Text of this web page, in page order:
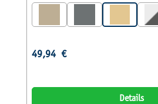
Aufgang ein attraktives, modernes
sorgen für ein hochwertiges
eine elegante Linienführung,die
Abstimmung auf Pflasterungen,
Regulärer Preis:
49,94 €
Details